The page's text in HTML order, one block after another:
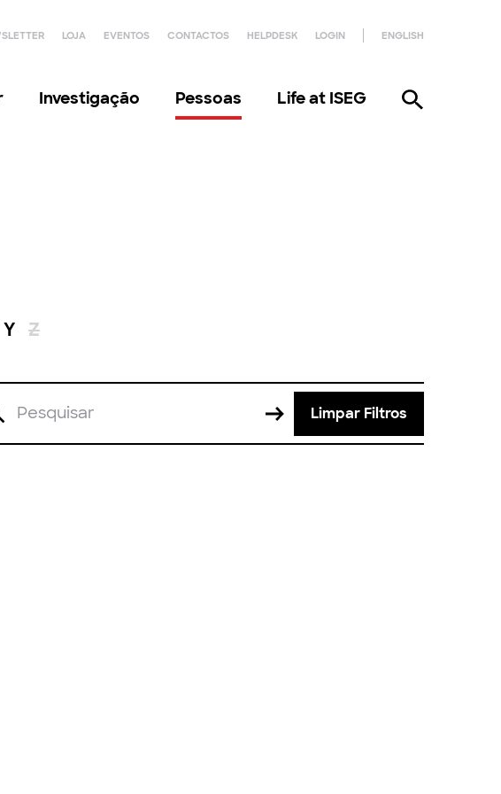
LOJA EVENTOS CONTACTOS HELPDESK LOGIN ENGLISH
Investigação Pessoas Life at ISEG
Y Z
Limpar Filtros